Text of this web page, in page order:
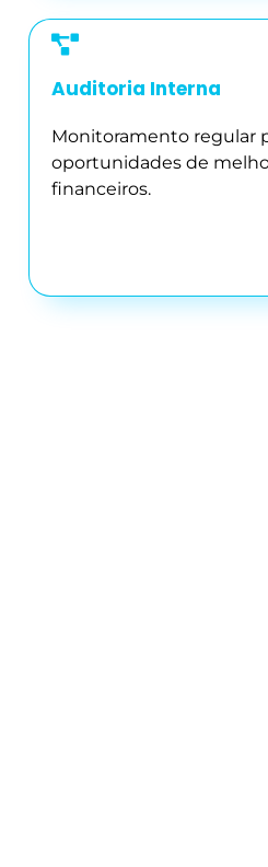
Auditoria Interna
Monitoramento regular
oportunidades de
financeiros.